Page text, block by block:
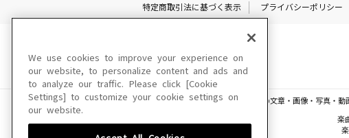
特定商取引法に基づく表示
プライバシーポリシー
このサイトに掲載されている一切の文章・画像・写真・
楽
We use cookies to improve your experience on
our website, to personalize content and ads and
to analyze our traffic. Please click [Cookie
Settings] to customize your cookie settings on
our website.